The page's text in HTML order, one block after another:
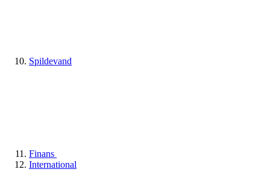
Spildevand
Finans
International